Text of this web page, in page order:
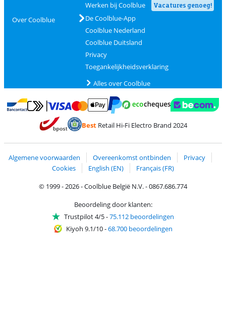
Over Coolblue
Werken bij Coolblue
Vacatures genoeg!
De Coolblue-App
Coolblue Nederland
Coolblue Duitsland
Privacy
Toegankelijkheidsverklaring
Alles over Coolblue
Betalen met Bancontact
Betalen met MasterCard en Visa via ClickToPay
Betalen met PayPal
BestRetail Hi-Fi Electro Brand 2024
Algemene voorwaarden Overeenkomst ontbinden
Privacy
Cookies
English (EN)
Français (FR)
© 1999 - 2026 - Coolblue België N.V. - 0867.686.774
Beoordeling door klanten:
Trustpilot 4/5-75.112 beoordelingen
Kiyoh 9.1/10-68.700 beoordelingen